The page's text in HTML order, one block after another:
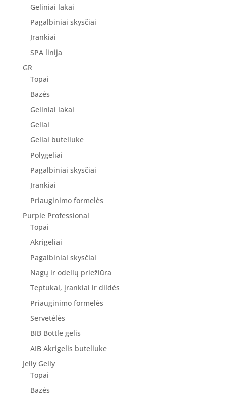
Geliniai lakai
Pagalbiniai skysčiai
Įrankiai
SPA linija
GR
Topai
Bazės
Geliniai lakai
Geliai
Geliai buteliuke
Polygeliai
Pagalbiniai skysčiai
Įrankiai
Priauginimo formelės
Purple Professional
Topai
Akrigeliai
Pagalbiniai skysčiai
Nagų ir odelių priežiūra
Teptukai, įrankiai ir dildės
Priauginimo formelės
Servetėlės
BIB Bottle gelis
AIB Akrigelis buteliuke
Jelly Gelly
Topai
Bazės